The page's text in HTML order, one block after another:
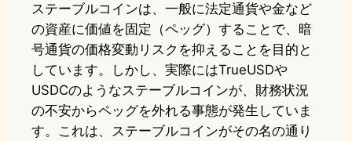
ステーブルコインは、一般に法定通貨や金など
の資産に価値を固定（ペッグ）することで、暗
号通貨の価格変動リスクを抑えることを目的と
しています。しかし、実際にはTrueUSDや
USDCのようなステーブルコインが、財務状況
の不安からペッグを外れる事態が発生していま
す。これは、ステーブルコインがその名の通り